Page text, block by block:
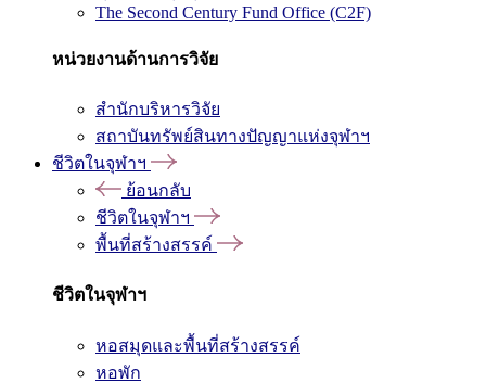
The Second Century Fund Office (C2F)
หน่วยงานด้านการวิจัย
สำนักบริหารวิจัย
สถาบันทรัพย์สินทางปัญญาแห่งจุฬาฯ
ชีวิตในจุฬาฯ
ย้อนกลับ
ชีวิตในจุฬาฯ
พื้นที่สร้างสรรค์
ชีวิตในจุฬาฯ
หอสมุดและพื้นที่สร้างสรรค์
หอพัก